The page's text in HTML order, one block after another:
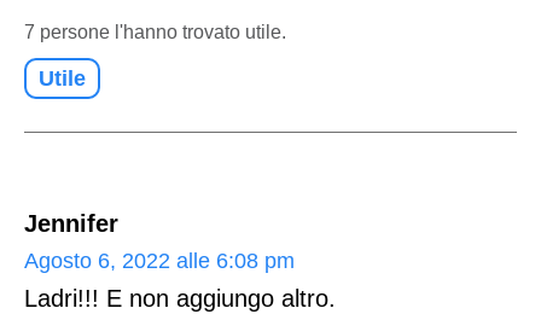
7 persone l'hanno trovato utile.
Utile
Jennifer
Agosto 6, 2022 alle 6:08 pm
Ladri!!! E non aggiungo altro.